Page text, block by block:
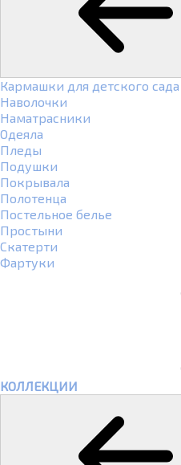
Кармашки для детского сада
Наволочки
Наматрасники
Одеяла
Пледы
Подушки
Покрывала
Полотенца
Постельное белье
Простыни
Скатерти
Фартуки
КОЛЛЕКЦИИ